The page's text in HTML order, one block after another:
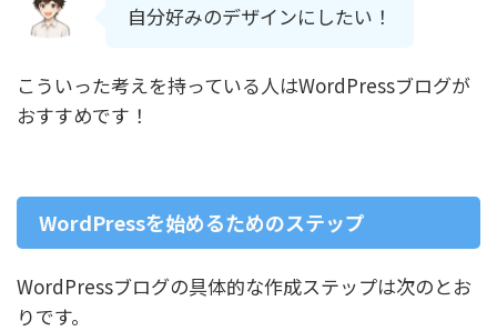
自分好みのデザインにしたい！
こういった考えを持っている人はWordPressブログが
おすすめです！
WordPressを始めるためのステップ
WordPressブログの具体的な作成ステップは次のとお
りです。